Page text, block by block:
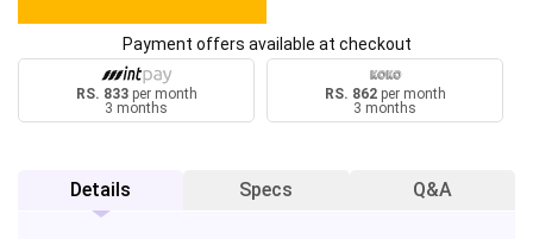
Payment offers available at checkout
RS. 833per month
3 months
RS. 862per month
3 months
Details Specs Q&A